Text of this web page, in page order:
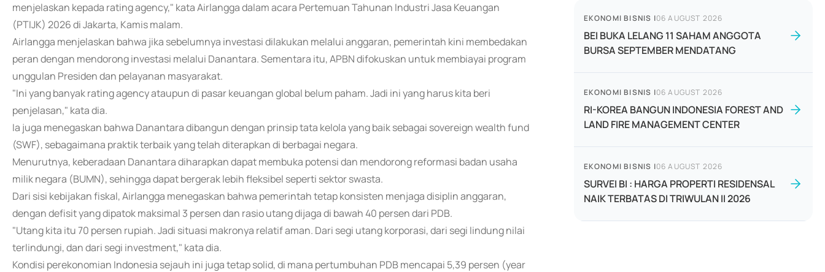
menjelaskan kepada rating agency," kata Airlangga dalam acara Pertemuan Tahunan Industri Jasa Keuangan
(PTIJK) 2026 di Jakarta, Kamis malam.
Airlangga menjelaskan bahwa jika sebelumnya investasi dilakukan melalui anggaran, pemerintah kini membedakan
peran dengan mendorong investasi melalui Danantara. Sementara itu, APBN difokuskan untuk membiayai program
unggulan Presiden dan pelayanan masyarakat.
"Ini yang banyak rating agency ataupun di pasar keuangan global belum paham. Jadi ini yang harus kita beri
penjelasan," kata dia.
Ia juga menegaskan bahwa Danantara dibangun dengan prinsip tata kelola yang baik sebagai sovereign wealth fund
(SWF), sebagaimana praktik terbaik yang telah diterapkan di berbagai negara.
Menurutnya, keberadaan Danantara diharapkan dapat membuka potensi dan mendorong reformasi badan usaha
milik negara (BUMN), sehingga dapat bergerak lebih fleksibel seperti sektor swasta.
Dari sisi kebijakan fiskal, Airlangga menegaskan bahwa pemerintah tetap konsisten menjaga disiplin anggaran,
dengan defisit yang dipatok maksimal 3 persen dan rasio utang dijaga di bawah 40 persen dari PDB.
"Utang kita itu 70 persen rupiah. Jadi situasi makronya relatif aman. Dari segi utang korporasi, dari segi lindung nilai
terlindungi, dan dari segi investment," kata dia.
Kondisi perekonomian Indonesia sejauh ini juga tetap solid, di mana pertumbuhan PDB mencapai 5,39 persen (year
EKONOMI BISNIS |06 AUGUST 2026
BEI BUKA LELANG 11 SAHAM ANGGOTA
BURSA SEPTEMBER MENDATANG
EKONOMI BISNIS |06 AUGUST 2026
RI-KOREA BANGUN INDONESIA FOREST AND
LAND FIRE MANAGEMENT CENTER
EKONOMI BISNIS |06 AUGUST 2026
SURVEI BI : HARGA PROPERTI RESIDENSAL
NAIK TERBATAS DI TRIWULAN II 2026